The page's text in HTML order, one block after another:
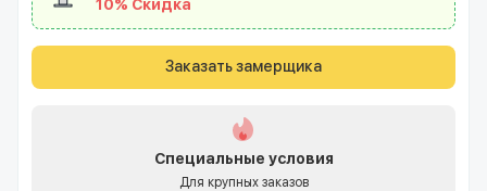
10% Скидка
Заказать замерщика
Специальные условия
Для крупных заказов